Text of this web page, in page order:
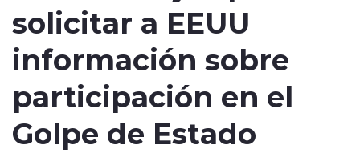
Deportes
Internacional
solicitar a EEUU
información sobre
participación en el
Golpe de Estado